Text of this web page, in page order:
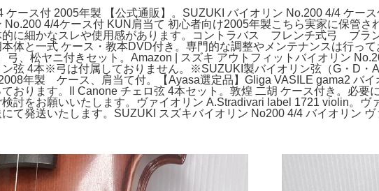
ケース付 2005年製 【公式通販】。SUZUKI バイオリン No.200 4/4 ケー
4/4ケース付 KUN肩当て 初心者向け2005年製こちら実家に保管
的に細かなスレや使用感があります。コントラバス フレンチ式弓 ブラ
体と一式 ケース・教本DVD付き。専門的な調整やメンテナンスは行っ
弓、松ヤニ付きセット。Amazon | スズキ アウトフィットバイオリン
弦 4本※弓は付属しておりません。※SUZUKI製バイオリン弦（G・D・
年製 ケース、肩当て付。【Ayasa選定品】Gliga VASILE gama2 バイ
おります。Il Canone チェロ弦 4本セット。敦煌 二胡 ケース付き。必
討をお願いいたします。ヴァイオリン A.Stradivari label 1721 violin。
て発送いたします。SUZUKI スズキバイオリン No200 4/4 バイオリン